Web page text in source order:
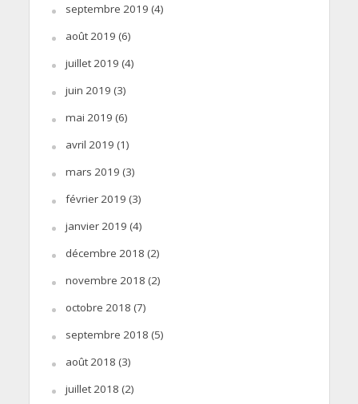
septembre 2019 (4)
août 2019 (6)
juillet 2019 (4)
juin 2019 (3)
mai 2019 (6)
avril 2019 (1)
mars 2019 (3)
février 2019 (3)
janvier 2019 (4)
décembre 2018 (2)
novembre 2018 (2)
octobre 2018 (7)
septembre 2018 (5)
août 2018 (3)
juillet 2018 (2)